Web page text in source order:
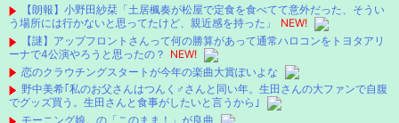
【朗報】小野田紗栞「土居楓奏が松屋で定食を食べてて意外だった、そうい
う場所には行かないと思ってたけど、親近感を持った」
NEW!
【謎】アップフロントさんって何の勝算があって通常ハロコンをトヨタアリ
ーナで4公演やろうと思ったの？ NEW!
恋のクラウチングスタートが今年の楽曲大賞ぽいよな
野中美希｢私のお父さんはつんく♂さんと同い年。生田さんの大ファンで自腹
でグッズ買う。生田さんと食事がしたいと言うから｣
モーニング娘。の「このまま！」が良曲